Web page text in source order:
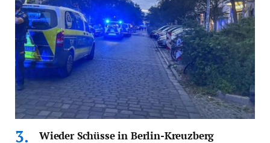
Wieder Schüsse in Berlin-Kreuzberg